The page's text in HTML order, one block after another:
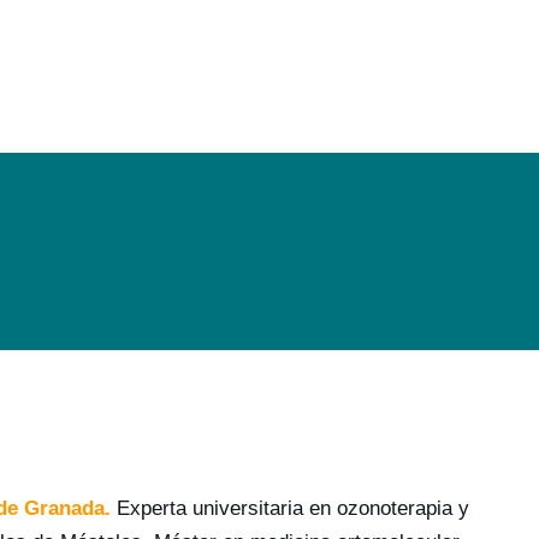
Granada. Experta universitaria en ozonoterapia y